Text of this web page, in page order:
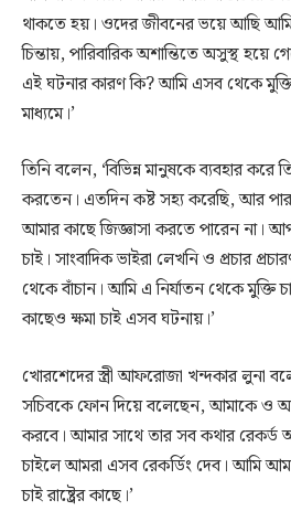
থাকতে হয়। ওদের জীবনের ভয়ে আছি
চিন্তায়, পারিবারিক অশান্তিতে অসুস্থ হয়ে
এই ঘটনার কারণ কি? আমি এসব থেকে মুক্তি
মাধ্যমে।’
তিনি বলেন, ‘বিভিন্ন মানুষকে ব্যবহার করে
করতেন। এতদিন কষ্ট সহ্য করেছি, আর
আমার কাছে জিজ্ঞাসা করতে পারেন না।
চাই। সাংবাদিক ভাইরা লেখনি ও প্রচার
থেকে বাঁচান। আমি এ নির্যাতন থেকে মুক্তি
কাছেও ক্ষমা চাই এসব ঘটনায়।’
খোরশেদের স্ত্রী আফরোজা খন্দকার লুনা
সচিবকে ফোন দিয়ে বলেছেন, আমাকে ও
করবে। আমার সাথে তার সব কথার রেকর্ড
চাইলে আমরা এসব রেকর্ডিং দেব। আমি আমার
চাই রাষ্ট্রের কাছে।’